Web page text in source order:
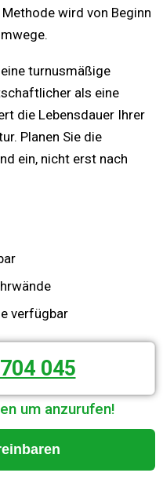
wird von Beginn
turnusmäßige
als eine
die Lebensdauer Ihrer
Planen Sie die
ein, nicht erst nach
verfügbar
045
um anzurufen!